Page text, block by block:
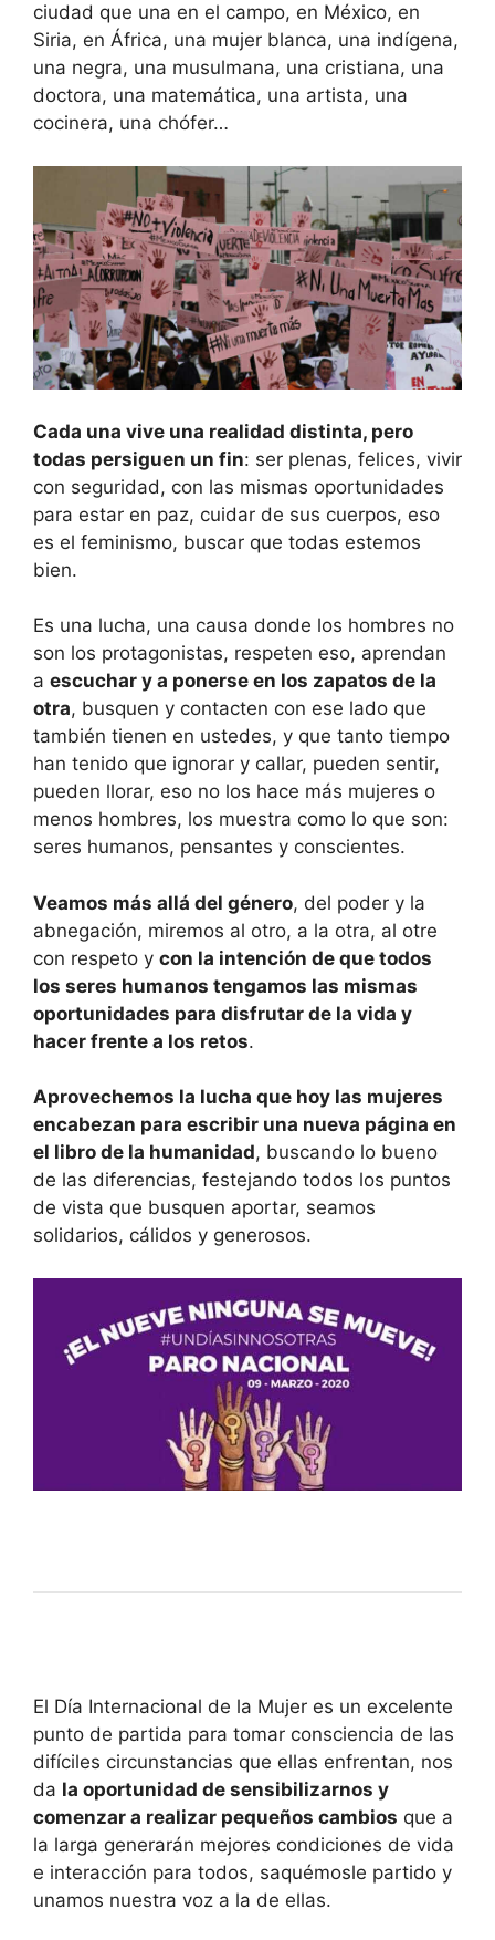
ciudad que una en el campo, en México, en
Siria, en África, una mujer blanca, una indígena,
una negra, una musulmana, una cristiana, una
doctora, una matemática, una artista, una
cocinera, una chófer…
Cada una vive una realidad distinta, pero
todas persiguen un fin: ser plenas, felices, vivir
con seguridad, con las mismas oportunidades
para estar en paz, cuidar de sus cuerpos, eso
es el feminismo, buscar que todas estemos
bien.
Es una lucha, una causa donde los hombres no
son los protagonistas, respeten eso, aprendan
a escuchar y a ponerse en los zapatos de la
otra, busquen y contacten con ese lado que
también tienen en ustedes, y que tanto tiempo
han tenido que ignorar y callar, pueden sentir,
pueden llorar, eso no los hace más mujeres o
menos hombres, los muestra como lo que son:
seres humanos, pensantes y conscientes.
Veamos más allá del género, del poder y la
abnegación, miremos al otro, a la otra, al otre
con respeto y con la intención de que todos
los seres humanos tengamos las mismas
oportunidades para disfrutar de la vida y
hacer frente a los retos.
Aprovechemos la lucha que hoy las mujeres
encabezan para escribir una nueva página en
el libro de la humanidad, buscando lo bueno
de las diferencias, festejando todos los puntos
de vista que busquen aportar, seamos
solidarios, cálidos y generosos.
El Día Internacional de la Mujer es un excelente
punto de partida para tomar consciencia de las
difíciles circunstancias que ellas enfrentan, nos
da la oportunidad de sensibilizarnos y
comenzar a realizar pequeños cambios que a
la larga generarán mejores condiciones de vida
e interacción para todos, saquémosle partido y
unamos nuestra voz a la de ellas.